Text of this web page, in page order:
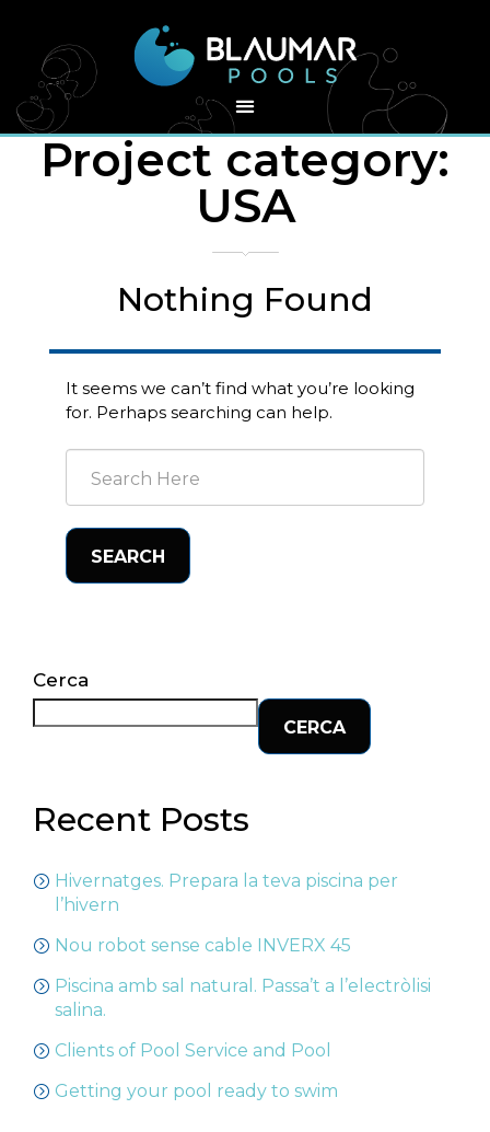
Project category:
USA
Nothing Found
It seems we can’t find what you’re looking
for. Perhaps searching can help.
SEARCH
Cerca
CERCA
Recent Posts
Hivernatges. Prepara la teva piscina per
l’hivern
Nou robot sense cable INVERX 45
Piscina amb sal natural. Passa’t a l’electròlisi
salina.
Clients of Pool Service and Pool
Getting your pool ready to swim